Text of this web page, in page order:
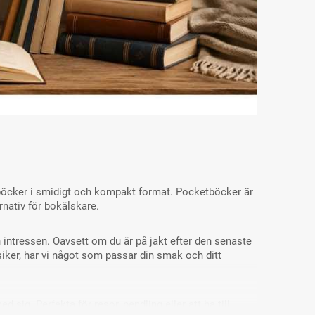
neutral som
vattentätar och vårdar
läder – Woly Dubbin
69,00 kr
för känsligt skinn och
läder 100 ml –
Shoeboy’s Exclusive
Care
69,00 kr
i smidigt och kompakt format. Pocketböcker är
för bokälskare.
Oavsett om du är på jakt efter den senaste
har vi något som passar din smak och ditt
sig. Perfekta för resor, pendling eller att ha till